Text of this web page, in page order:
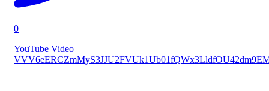
0
YouTube Video